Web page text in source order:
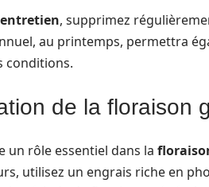
entretien, supprimez
au printemps, permettra
conditions.
de la floraison
un rôle essentiel dans la
utilisez un engrais riche en